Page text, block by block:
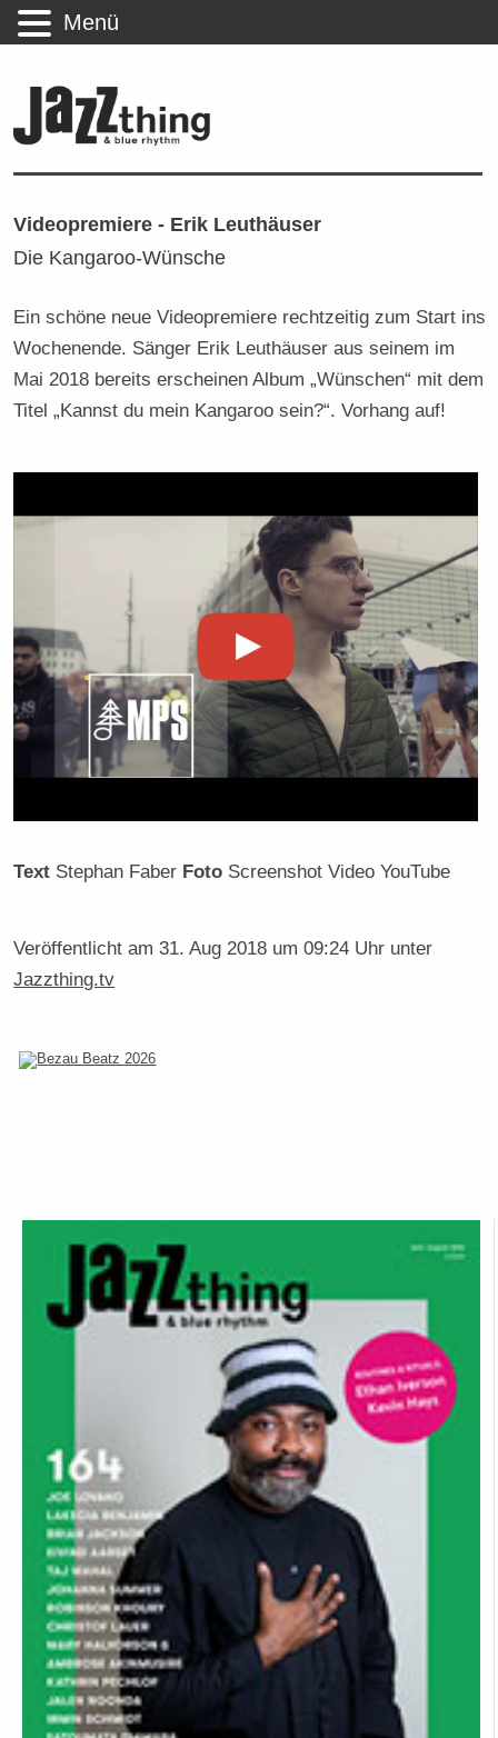
Videopremiere - Erik Leuthäuser
Die Kangaroo-Wünsche
Ein schöne neue Videopremiere rechtzeitig zum Start ins
Wochenende. Sänger Erik Leuthäuser aus seinem im
Mai 2018 bereits erscheinen Album „Wünschen“ mit dem
Titel „Kannst du mein Kangaroo sein?“. Vorhang auf!
Text Stephan Faber Foto Screenshot Video YouTube
Veröffentlicht am31. Aug 2018 um 09:24 Uhr unter
Jazzthing.tv
Menü